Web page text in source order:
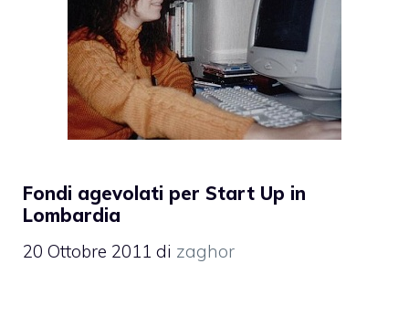
Fondi agevolati per Start Up in
Lombardia
20 Ottobre 2011 di zaghor